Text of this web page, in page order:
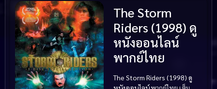
The Storm
Riders (1998) ดู
หนังออนไลน์
พากย์ไทย
The Storm Riders (1998) ดู